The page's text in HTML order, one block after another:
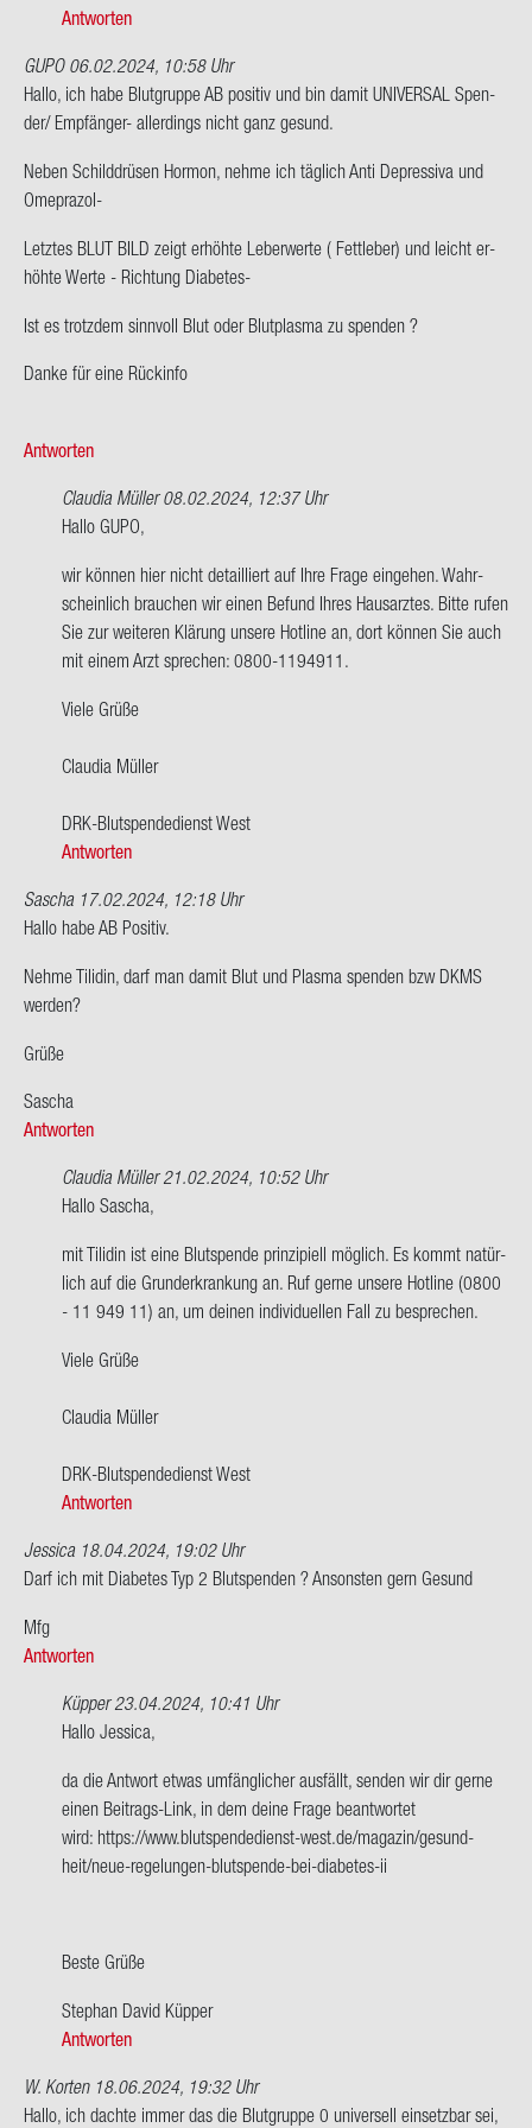
onym
Antworten
GUPO06.02.2024, 10:58 Uhr
Hallo, ich habe Blut­grup­pe AB po­si­tiv und bin damit UNI­VER­SAL Spen­
der/ Empfänger-​ al­ler­dings nicht ganz ge­sund.
Neben Schild­drü­sen Hor­mon, nehme ich täg­lich Anti De­pres­si­va und
Omeprazol-​
Letz­tes BLUT BILD zeigt er­höh­te Le­ber­wer­te ( Fett­le­ber) und leicht er­
höh­te Werte - Rich­tung Diabetes-​
Ist es trotz­dem sinn­voll Blut oder Blut­plas­ma zu spen­den ?
Danke für eine Rück­in­fo
Antworten
Claudia Müller08.02.2024, 12:37 Uhr
Ant­
auf
Hallo,
ich
habe
Blut­
pe…
GUPO
Hallo GUPO,
wir kön­nen hier nicht de­tail­liert auf Ihre Frage ein­ge­hen. Wahr­
schein­lich brau­chen wir einen Be­fund Ihres Haus­arz­tes. Bitte rufen
Sie zur wei­te­ren Klä­rung un­se­re Hot­line an, dort kön­nen Sie auch
mit einem Arzt spre­chen: 0800-​1194911.
Viele Grüße
Clau­dia Mül­ler
DRK-​Blutspendedienst West
Antworten
Sascha17.02.2024, 12:18 Uhr
Hallo habe AB Po­si­tiv.
Nehme Ti­li­din, darf man damit Blut und Plas­ma spen­den bzw DKMS
wer­den?
Grüße
Sa­scha
Antworten
Claudia Müller21.02.2024, 10:52 Uhr
Ant­
auf
Hallo
habe
AB
si­
von
Sa­
Hallo Sa­scha,
mit Ti­li­din ist eine Blut­spen­de prin­zi­pi­ell mög­lich. Es kommt na­tür­
lich auf die Grund­er­kran­kung an. Ruf gerne un­se­re Hot­line (0800
- 11 949 11) an, um dei­nen in­di­vi­du­el­len Fall zu be­spre­chen.
Viele Grüße
Clau­dia Mül­ler
DRK-​Blutspendedienst West
Antworten
Jessica 18.04.2024, 19:02 Uhr
Darf ich mit Dia­be­tes Typ 2 Blut­spen­den ? An­sons­ten gern Ge­sund
Mfg
Antworten
Küpper23.04.2024, 10:41 Uhr
Ant­
auf
Darf
ich
mit
tes
2…
von
si­
Hallo Jes­si­ca,
da die Ant­wort etwas um­fäng­li­cher aus­fällt, sen­den wir dir gerne
einen Beitrags-​Link, in dem deine Frage be­ant­wor­tet
wird: https://www.blutspendedienst-​west.de/ma­ga­zin/ge­sund­
heit/neue-​regelungen-blutspende-bei-diabetes-ii
Beste Grüße
Ste­phan David Küp­per
Antworten
W. Korten18.06.2024, 19:32 Uhr
Hallo, ich dach­te immer das die Blut­grup­pe 0 uni­ver­sell ein­setz­bar sei,